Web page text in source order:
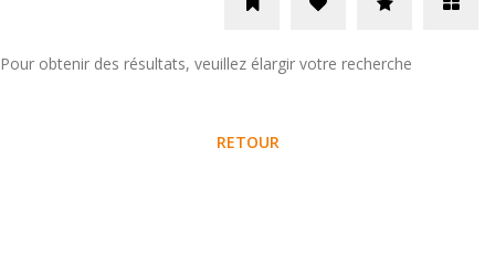
Pour obtenir des résultats, veuillez élargir votre recherche
RETOUR